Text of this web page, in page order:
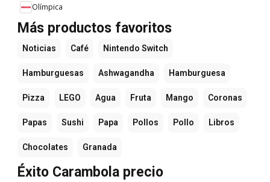
Olímpica
Más productos favoritos
Noticias Café Nintendo Switch
Hamburguesas Ashwagandha Hamburguesa
Pizza LEGO Agua Fruta Mango Coronas
Papas Sushi Papa Pollos Pollo Libros
Chocolates Granada
Éxito Carambola precio